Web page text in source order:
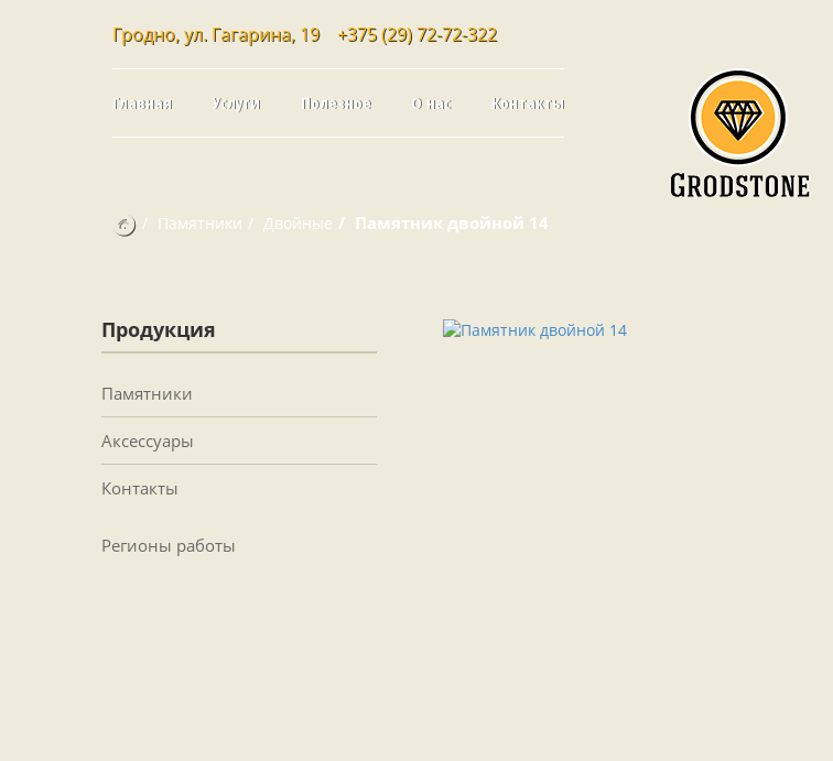
Гродно, ул. Гагарина, 19 +375 (29) 72-72-322
Главная Услуги Полезное О нас Контакты
Памятники Двойные Памятник двойной 14
Продукция
Памятники
Аксессуары
Контакты
Регионы работы